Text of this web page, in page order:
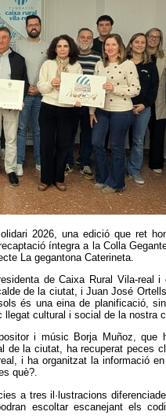
2026, una edició que ret
íntegra a la Colla
La gegantona Caterineta.
de Caixa Rural Vila-real i
de la ciutat, i Juan José
és una eina de planificació,
cultural i social de la nostra
i músic Borja Muñoz, que
de la ciutat, ha recuperat peces
i ha organitzat la informació
què?.
a tres il·lustracions
escoltar escanejant els